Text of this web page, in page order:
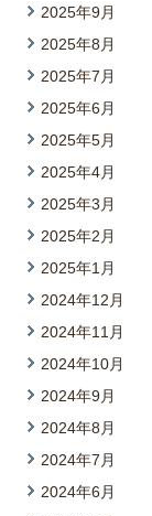
2025年9月
2025年8月
2025年7月
2025年6月
2025年5月
2025年4月
2025年3月
2025年2月
2025年1月
2024年12月
2024年11月
2024年10月
2024年9月
2024年8月
2024年7月
2024年6月